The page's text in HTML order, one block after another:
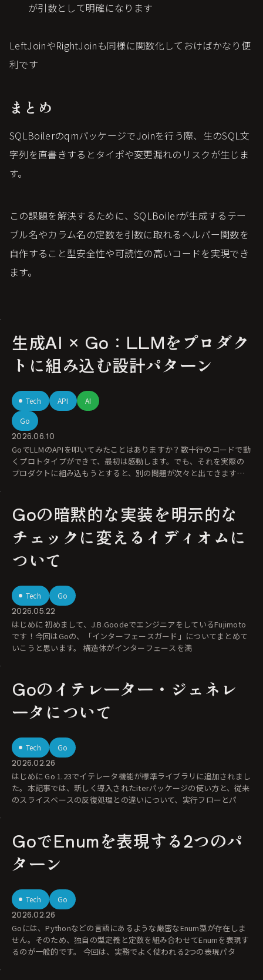
が引数として明確になります
LeftJoinやRightJoinも同様に関数化しておけばかなり便
利です
まとめ
SQLBoilerのqmパッケージでJoinを行う際、生のSQL文
字列を直書きするとタイポや変更漏れのリスクが生じま
す。
この課題を解決するために、SQLBoilerが生成するテー
ブル名やカラム名の定数を引数に取れるヘルパー関数を
自作すること型安全性や可読性の高いコードを実現でき
ます。
生成AI × Go：LLMをプロダク
トに組み込む設計パターン
Tech API
AI
Go
2026.06.10
GoでLLMのAPIを叩いてみたことはありますか？数十行のコードで動
くプロトタイプができて、最初は感動します。でも、それを実際の
プロダクトに組み込もうとすると、別の問題が次々と出てきます。
Goの暗黙的な実装を明示的な
チェックに変えるイディオムに
ついて
Tech Go
2026.05.22
はじめに 初めまして、J.B.GoodeでエンジニアをしているFujimoto
です！今回はGoの、「インターフェースガード」についてまとめて
いこうと思います。 構造体がインターフェースを満
Goのイテレーター・ジェネレ
ータについて
Tech Go
2026.02.26
はじめに Go 1.23でイテレータ機能が標準ライブラリに追加されまし
た。本記事では、新しく導入されたiterパッケージの使い方と、従来
のスライスベースの反復処理との違いについて、実行フローとパ
GoでEnumを表現する2つのパ
ターン
Tech Go
2026.02.26
Goには、Pythonなどの言語にあるような厳密なEnum型が存在しま
せん。そのため、独自の型定義と定数を組み合わせてEnumを表現す
るのが一般的です。 今回は、実務でよく使われる2つの表現パタ